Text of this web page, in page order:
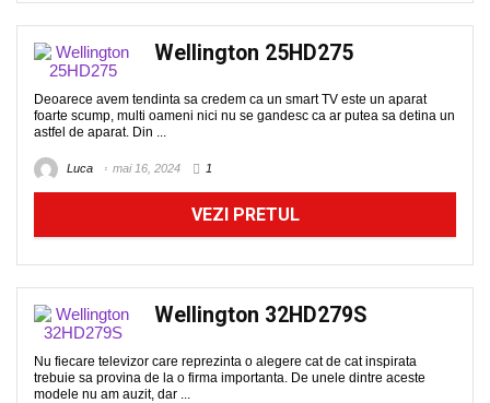
Wellington 25HD275
Deoarece avem tendinta sa credem ca un smart TV este un aparat
foarte scump, multi oameni nici nu se gandesc ca ar putea sa detina un
astfel de aparat. Din ...
Luca mai 16, 2024 1
VEZI PRETUL
Wellington 32HD279S
Nu fiecare televizor care reprezinta o alegere cat de cat inspirata
trebuie sa provina de la o firma importanta. De unele dintre aceste
modele nu am auzit, dar ...